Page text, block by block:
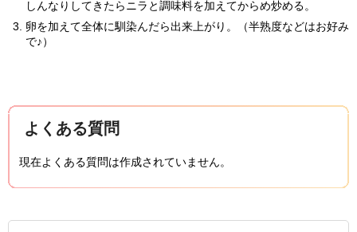
しんなりしてきたらニラと調味料を加えてからめ炒める。
卵を加えて全体に馴染んだら出来上がり。（半熟度などはお好み
で♪）
よくある質問
現在よくある質問は作成されていません。